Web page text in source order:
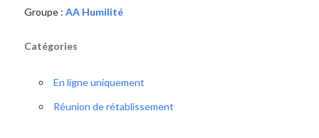
Groupe : AA Humilité
Catégories
En ligne uniquement
Réunion de rétablissement